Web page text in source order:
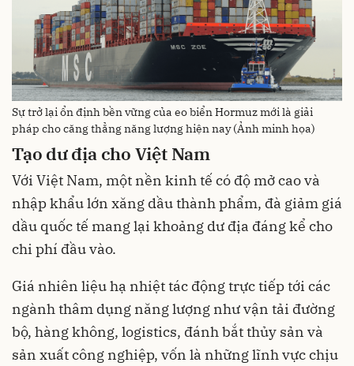
Sự trở lại ổn định bền vững của eo biển Hormuz mới là giải
pháp cho căng thẳng năng lượng hiện nay (Ảnh minh họa)
Tạo dư địa cho Việt Nam
Với Việt Nam, một nền kinh tế có độ mở cao và
nhập khẩu lớn xăng dầu thành phẩm, đà giảm giá
dầu quốc tế mang lại khoảng dư địa đáng kể cho
chi phí đầu vào.
Giá nhiên liệu hạ nhiệt tác động trực tiếp tới các
ngành thâm dụng năng lượng như vận tải đường
bộ, hàng không, logistics, đánh bắt thủy sản và
sản xuất công nghiệp, vốn là những lĩnh vực chịu